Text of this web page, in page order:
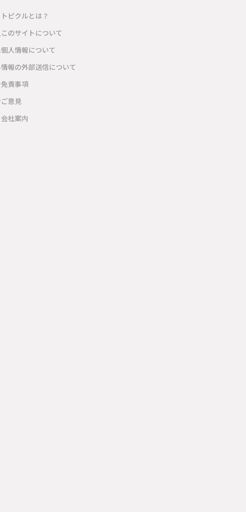
トピクルとは？
このサイトについて
個人情報について
情報の外部送信について
免責事項
ご意見
会社案内